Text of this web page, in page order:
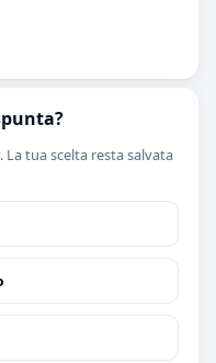
tua scelta resta salvata